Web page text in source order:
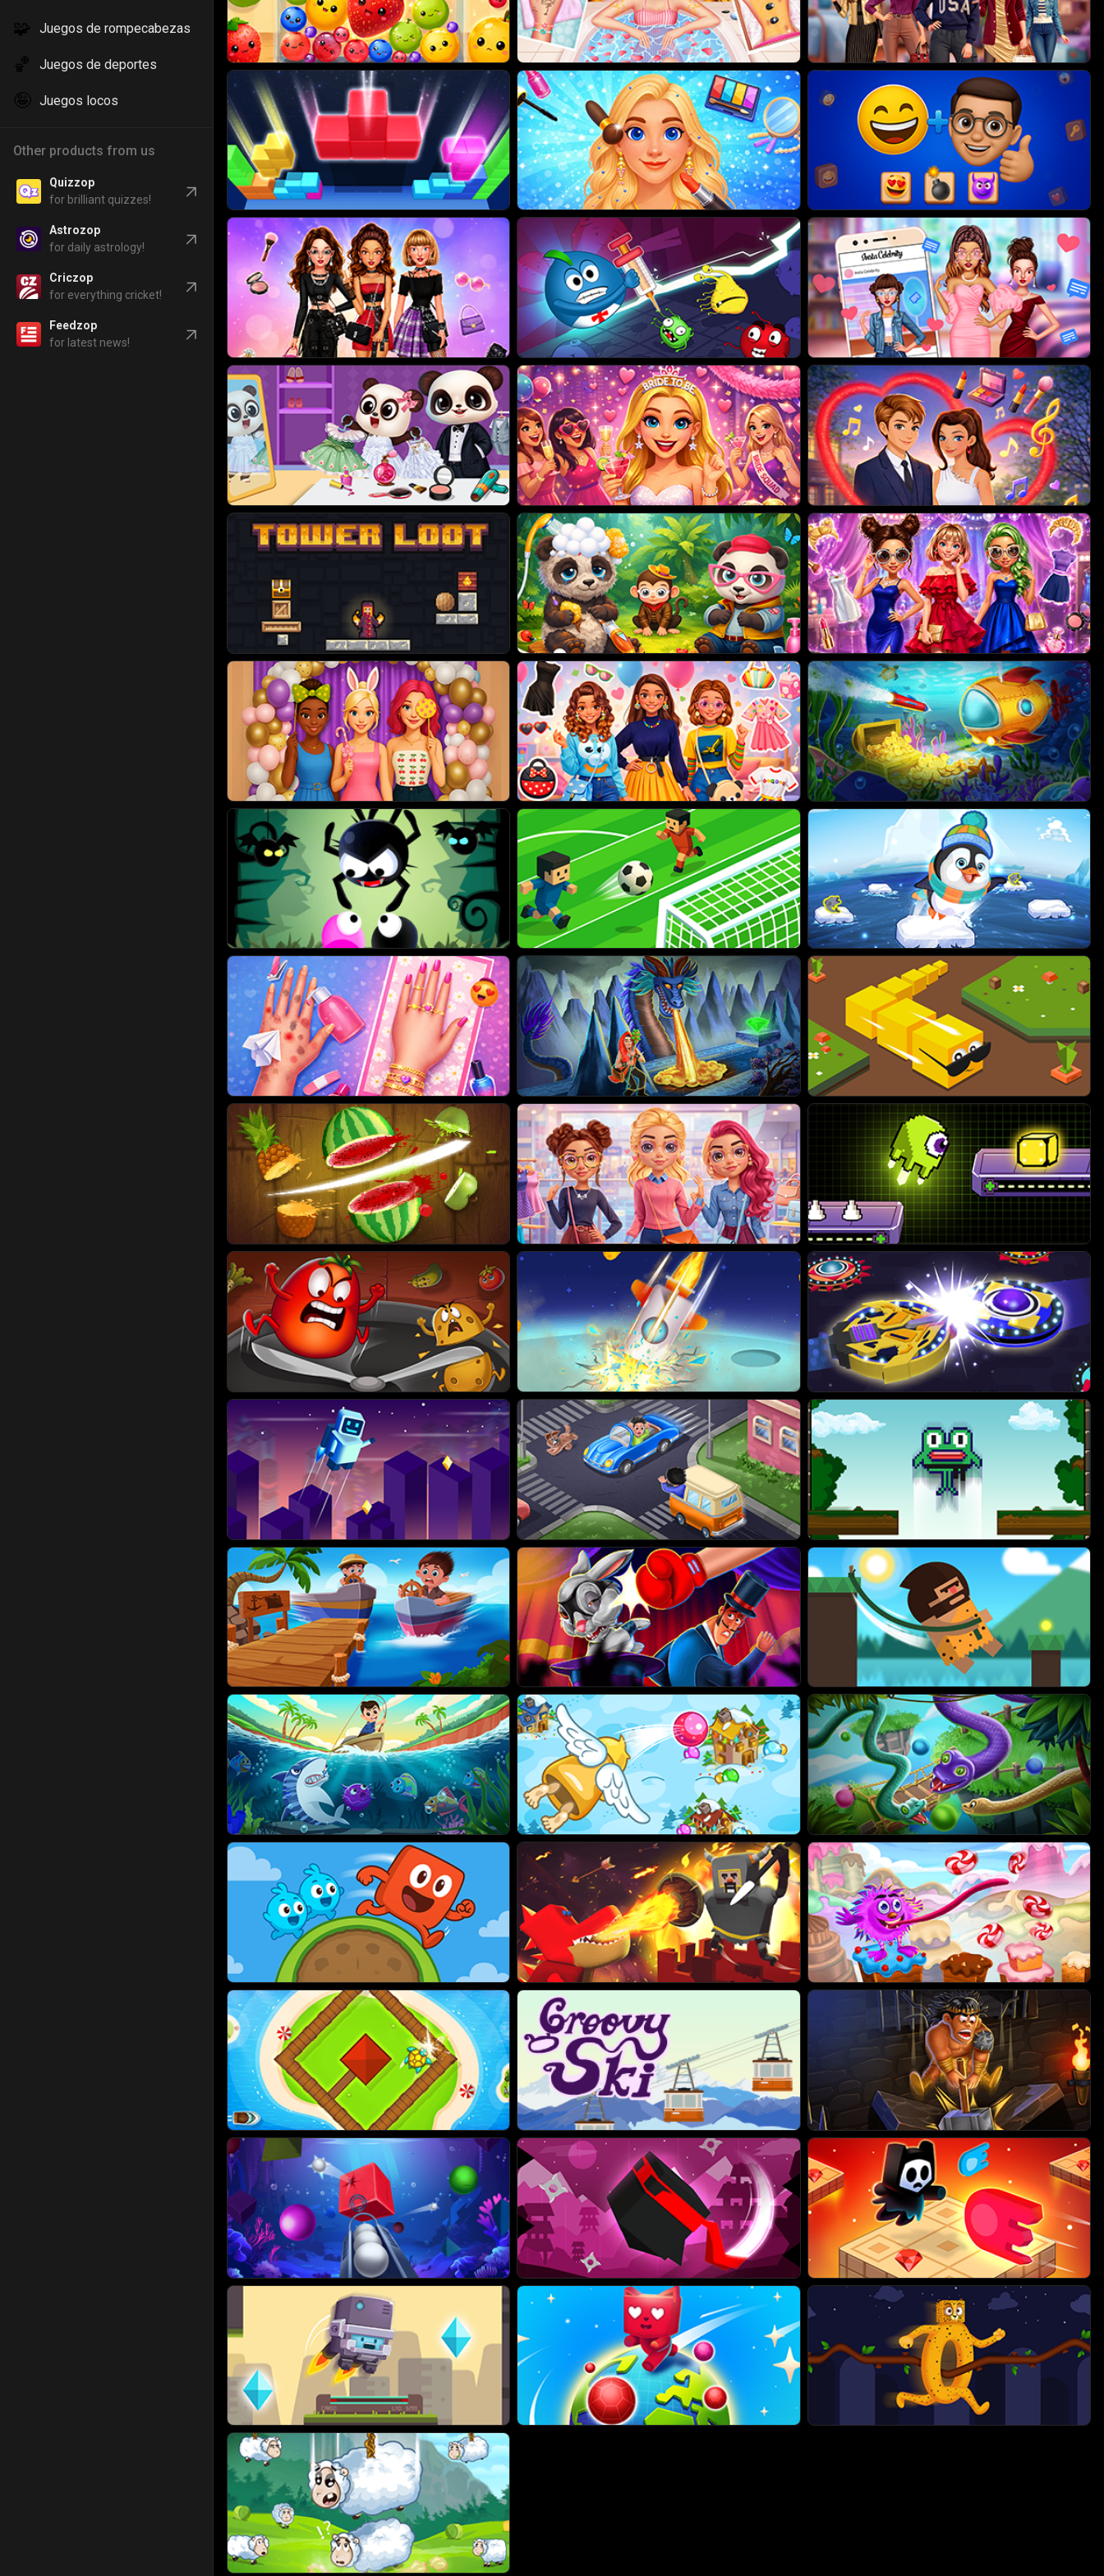
🧩
Juegos de rompecabezas
🏀 Juegos de deportes
🤪 Juegos locos
Other products from us
Quizzop
for brilliant quizzes!
Astrozop
for daily astrology!
Criczop
for everything cricket!
Feedzop
for latest news!